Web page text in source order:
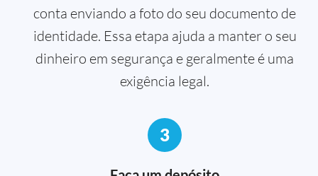
conta enviando a foto do seu documento de
identidade. Essa etapa ajuda a manter o seu
dinheiro em segurança e geralmente é uma
exigência legal.
3